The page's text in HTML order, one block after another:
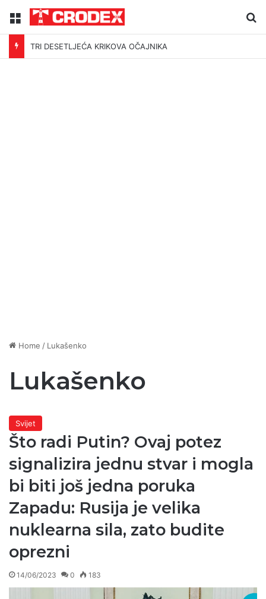
Menu
TRI DESETLJEĆA KRIKOVA OČAJNIKA
Home / Lukašenko
Lukašenko
Svijet
Što radi Putin? Ovaj potez
signalizira jednu stvar i mogla
bi biti još jedna poruka
Zapadu: Rusija je velika
nuklearna sila, zato budite
oprezni
14/06/2023 0 183